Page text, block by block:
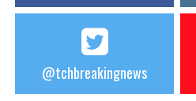
@tchbreakingnews